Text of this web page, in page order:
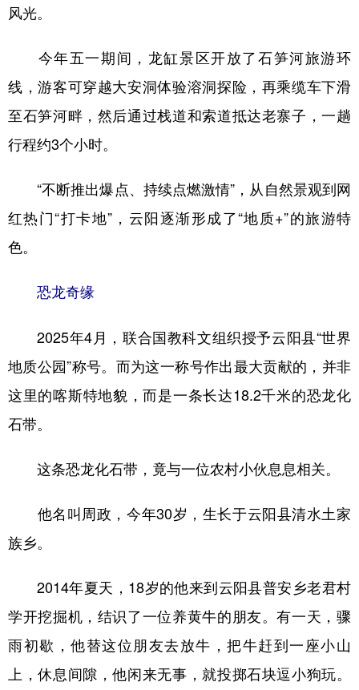
风光。
今年五一期间，龙缸景区开放了石笋河旅游环
线，游客可穿越大安洞体验溶洞探险，再乘缆车下滑
至石笋河畔，然后通过栈道和索道抵达老寨子，一趟
行程约3个小时。
“不断推出爆点、持续点燃激情”，从自然景观到网
红热门“打卡地”，云阳逐渐形成了“地质+”的旅游特
色。
恐龙奇缘
2025年4月，联合国教科文组织授予云阳县“世界
地质公园”称号。而为这一称号作出最大贡献的，并非
这里的喀斯特地貌，而是一条长达18.2千米的恐龙化
石带。
这条恐龙化石带，竟与一位农村小伙息息相关。
他名叫周政，今年30岁，生长于云阳县清水土家
族乡。
2014年夏天，18岁的他来到云阳县普安乡老君村
学开挖掘机，结识了一位养黄牛的朋友。有一天，骤
雨初歇，他替这位朋友去放牛，把牛赶到一座小山
上，休息间隙，他闲来无事，就投掷石块逗小狗玩。